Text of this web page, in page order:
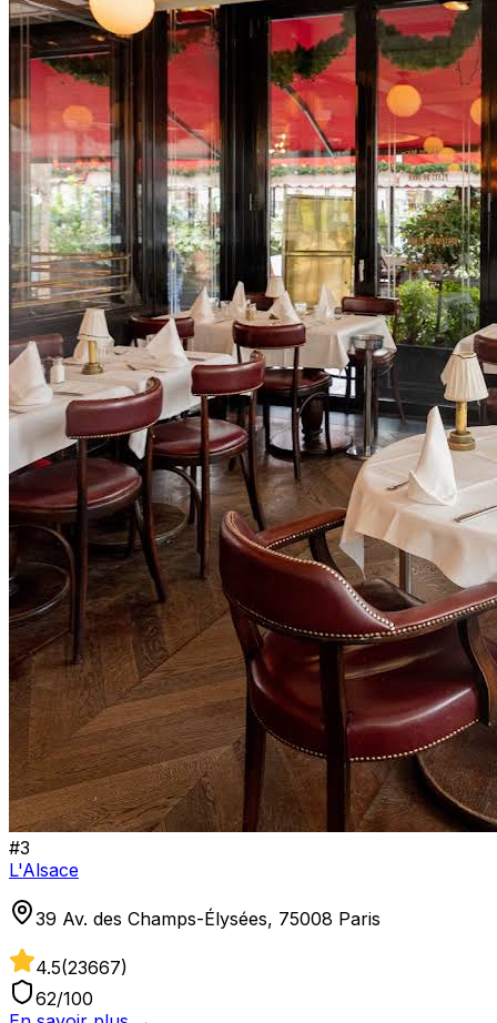
#3
L'Alsace
39 Av. des Champs-Élysées, 75008 Paris
4.5(23667)
62/100